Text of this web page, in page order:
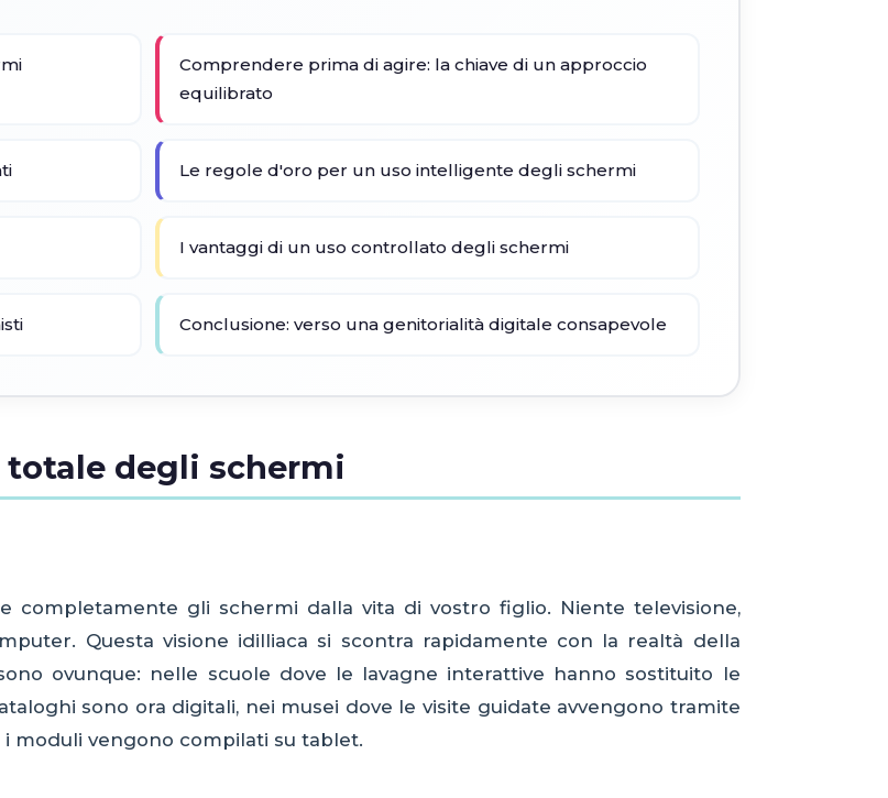
Comprendere prima di agire: la chiave di un approccio
equilibrato
Le regole d'oro per un uso intelligente degli schermi
I vantaggi di un uso controllato degli schermi
Conclusione: verso una genitorialità digitale consapevole
degli schermi
gli schermi dalla vita di vostro figlio. Niente televisione,
Questa visione idilliaca si scontra rapidamente con la realtà della
ovunque: nelle scuole dove le lavagne interattive hanno sostituito le
sono ora digitali, nei musei dove le visite guidate avvengono tramite
moduli vengono compilati su tablet.